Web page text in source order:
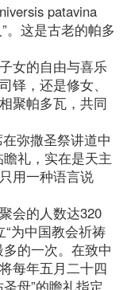
patavina
。这是古老的帕多
女的自由与喜乐
铎，还是修女、
聚帕多瓦，共同
弥撒圣祭讲道中
礼，实在是天主
用一种语言说
会的人数达320
为中国教会祈祷
的一次。在致中
每年五月二十四
母”的瞻礼指定